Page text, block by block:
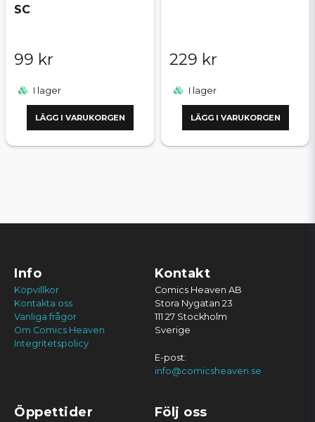
SC
99 kr
I lager
LÄGG I VARUKORGEN
229 kr
I lager
LÄGG I VARUKORGEN
Info
Köpvillkor
Kontakta oss
Vanliga frågor
Om Comics Heaven
Integritetspolicy
Kontakt
Comics Heaven AB
Stora Nygatan 23
111 27 Stockholm
Sverige
E-post:
info@comicsheaven.se
Öppettider Följ oss